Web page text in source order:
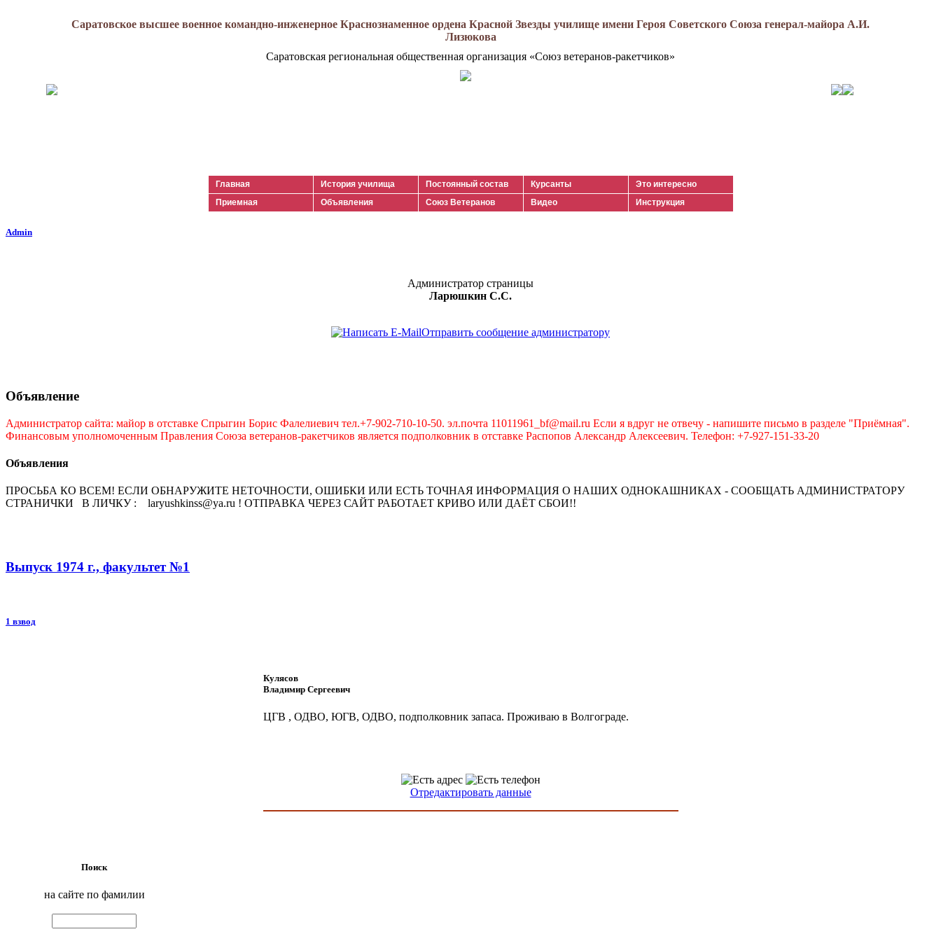
Саратовское высшее военное командно-инженерное Краснознаменное ордена Красной Звезды училище имени Героя Советского Союза генерал-майора А.И.
Лизюкова
Саратовская региональная общественная организация «Союз ветеранов-ракетчиков»
Главная История училища Постоянный состав Курсанты
Это интересно
Приемная
Объявления Союз Ветеранов Видео Инструкция
Admin
Администратор страницы
Ларюшкин С.С.
Отправить сообщение администратору
Объявление
Администратор сайта: майор в отставке Спрыгин Борис Фалелиевич тел.+7-902-710-10-50. эл.почта 11011961_bf@mail.ru Если я вдруг не отвечу - напишите письмо в разделе "Приёмная".
Финансовым уполномоченным Правления Союза ветеранов-ракетчиков является подполковник в отставке Распопов Александр Алексеевич. Телефон: +7-927-151-33-20
Объявления
ПРОСЬБА КО ВСЕМ! ЕСЛИ ОБНАРУЖИТЕ НЕТОЧНОСТИ, ОШИБКИ ИЛИ ЕСТЬ ТОЧНАЯ ИНФОРМАЦИЯ О НАШИХ ОДНОКАШНИКАХ - СООБЩАТЬ АДМИНИСТРАТОРУ
СТРАНИЧКИ В ЛИЧКУ : laryushkinss@ya.ru ! ОТПРАВКА ЧЕРЕЗ САЙТ РАБОТАЕТ КРИВО ИЛИ ДАЁТ СБОИ!!
Выпуск 1974 г., факультет №1
1 взвод
Кулясов
Владимир Сергеевич
ЦГВ , ОДВО, ЮГВ, ОДВО, подполковник запаса. Проживаю в Волгограде.
Отредактировать данные
Поиск
на сайте по фамилии